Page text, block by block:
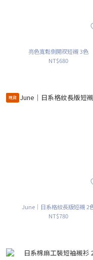
亮色寬鬆側開衩短襯 3色
NT$680
現貨
June｜日系格紋長版短襯 2
NT$780